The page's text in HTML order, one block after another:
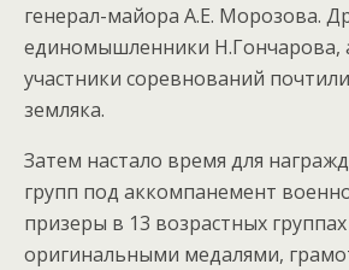
генерал-майора А.Е. Морозова.
единомышленники Н.Гончарова,
участники соревнований
земляка.
Затем настало время для
групп под аккомпанемент
призеры в 13 возрастных
оригинальными медалями,